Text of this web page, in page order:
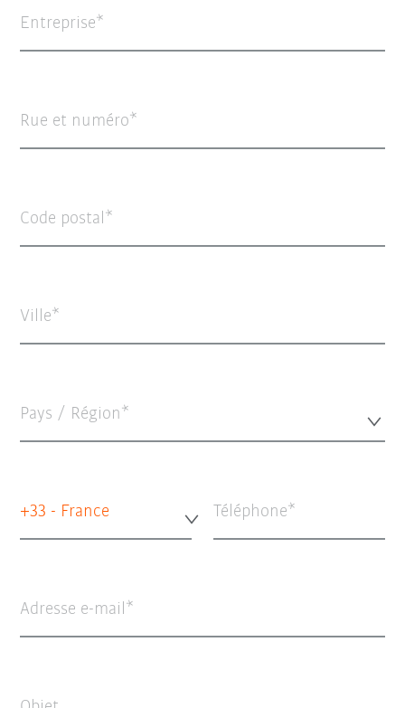
Entreprise
Rue et numéro
Code postal
Ville
Pays / Région*
+33 - France Téléphone
Adresse e-mail